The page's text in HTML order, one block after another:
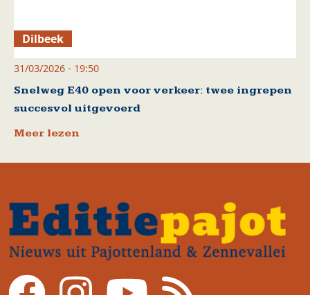
Dilbeek
31/03/2026 - 19:50
Snelweg E40 open voor verkeer: twee ingrepen
succesvol uitgevoerd
Meer lezen